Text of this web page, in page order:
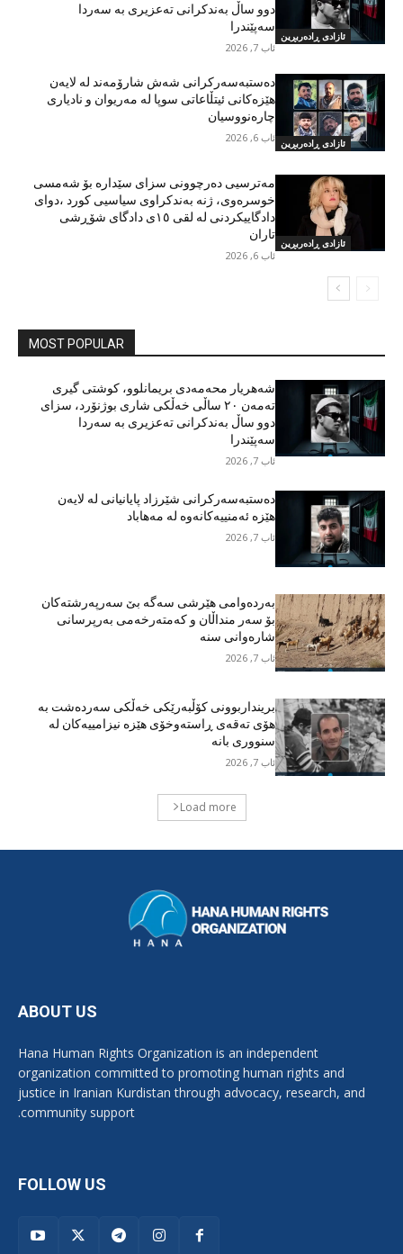
ئازادی ڕادەربڕین
دوو ساڵ بەندکرانی تەعزیری بە سەردا
سەپێندرا
ئاب 7, 2026
ئازادی ڕادەربڕین
دەستبەسەرکرانی شەش شارۆمەند لە لایەن
هێزەکانی ئیتڵاعاتی سوپا لە مەریوان و نادیاری
چارەنووسیان
ئاب 6, 2026
ئازادی ڕادەربڕین
مەترسیی دەرچوونی سزای سێدارە بۆ شەمسی
خوسرەوی، ژنە بەندکراوی سیاسیی کورد ،دوای
دادگاییکردنی لە لقی ١٥ی دادگای شۆڕشی
تاران
ئاب 6, 2026
MOST POPULAR
شەهریار محەمەدی بریمانلوو، کوشتی گیری
تەمەن ٢٠ ساڵی خەڵکی شاری بوژنۆرد، سزای
دوو ساڵ بەندکرانی تەعزیری بە سەردا
سەپێندرا
ئاب 7, 2026
دەستبەسەرکرانی شێرزاد پایانیانی لە لایەن
هێزە ئەمنییەکانەوە لە مەهاباد
ئاب 7, 2026
بەردەوامی هێرشی سەگە بێ سەرپەرشتەکان
بۆ سەر منداڵان و کەمتەرخەمی بەرپرسانی
شارەوانی سنە
ئاب 7, 2026
برینداربوونی کۆڵبەرێکی خەڵکی سەردەشت بە
هۆی تەقەی ڕاستەوخۆی هێزە نیزامییەکان لە
سنووری بانە
ئاب 7, 2026
Load more
ABOUT US
Hana Human Rights Organization is an independent
organization committed to promoting human rights and
justice in Iranian Kurdistan through advocacy, research, and
community support.
FOLLOW US